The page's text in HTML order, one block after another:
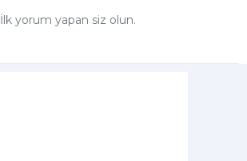
İlk yorum yapan siz olun.